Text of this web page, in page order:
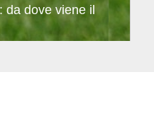
da dove viene il